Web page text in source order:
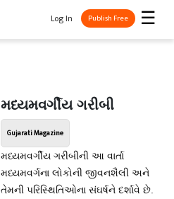
☰
Log In Publish Free
મધ્યમવર્ગીય ગરીબી
Gujarati Magazine
મધ્યમવર્ગીય ગરીબીની આ વાર્તા
મધ્યમવર્ગના લોકોની જીવનશૈલી અને
તેમની પરિસ્થિતિઓના સંઘર્ષને દર્શાવે છે.